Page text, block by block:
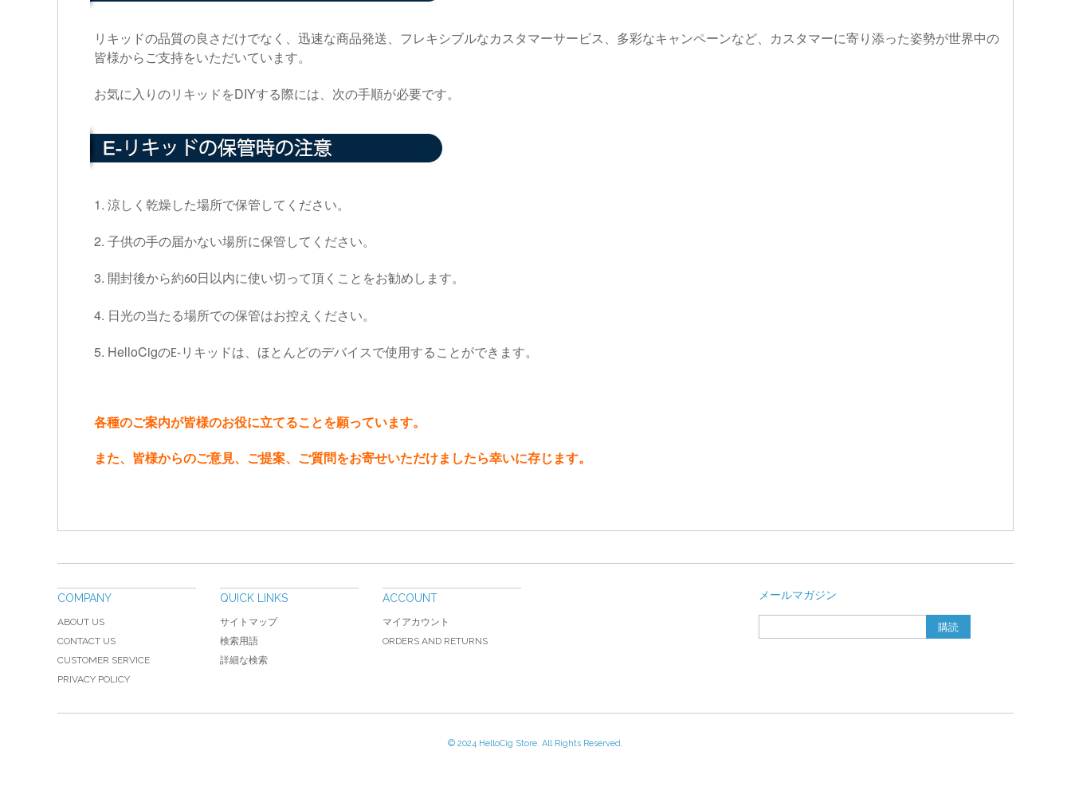
リキッドの品質の良さだけでなく、迅速な商品発送、フレキシブルなカスタマーサービス、多彩なキャンペーンなど、カスタマーに寄り添った姿勢が世界中の
皆様からご支持をいただいています。
お気に入りのリキッドをDIYする際には、次の手順が必要です。
1. 涼しく乾燥した場所で保管してください。
2. 子供の手の届かない場所に保管してください。
3. 開封後から約60日以内に使い切って頂くことをお勧めします。
4. 日光の当たる場所での保管はお控えください。
5. HelloCigのE-リキッドは、ほとんどのデバイスで使用することができます。
各種のご案内が皆様のお役に立てることを願っています。
また、皆様からのご意見、ご提案、ご質問をお寄せいただけましたら幸いに存じます。
メールマガジン
購読
COMPANY
ABOUT US
CONTACT US
CUSTOMER SERVICE
PRIVACY POLICY
QUICK LINKS
サイトマップ
検索用語
詳細な検索
ACCOUNT
マイアカウント
ORDERS AND RETURNS
© 2024 HelloCig Store. All Rights Reserved.